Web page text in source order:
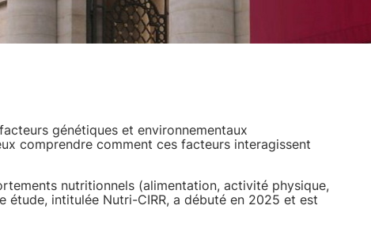
génétiques et environnementaux
comprendre comment ces facteurs interagissent
nutritionnels (alimentation, activité physique,
étude, intitulée Nutri-CIRR, a débuté en 2025 et est